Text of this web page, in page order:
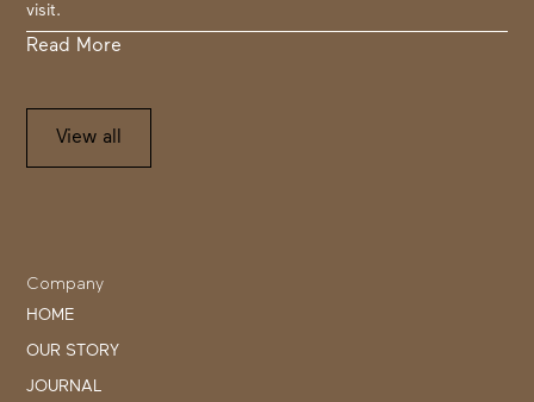
visit.
Read More
View all
Company
HOME
OUR STORY
JOURNAL